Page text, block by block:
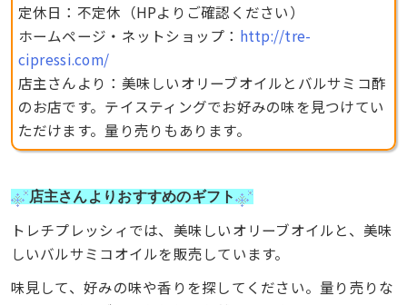
定休日：不定休（HPよりご確認ください）
ホームページ・ネットショップ： http://tre-
cipressi.com/
店主さんより：美味しいオリーブオイルとバルサミコ酢
のお店です。テイスティングでお好みの味を見つけてい
ただけます。量り売りもあります。
店主さんよりおすすめのギフト
トレチプレッシィでは、美味しいオリーブオイルと、美味
しいバルサミコオイルを販売しています。
味見して、好みの味や香りを探してください。量り売りな